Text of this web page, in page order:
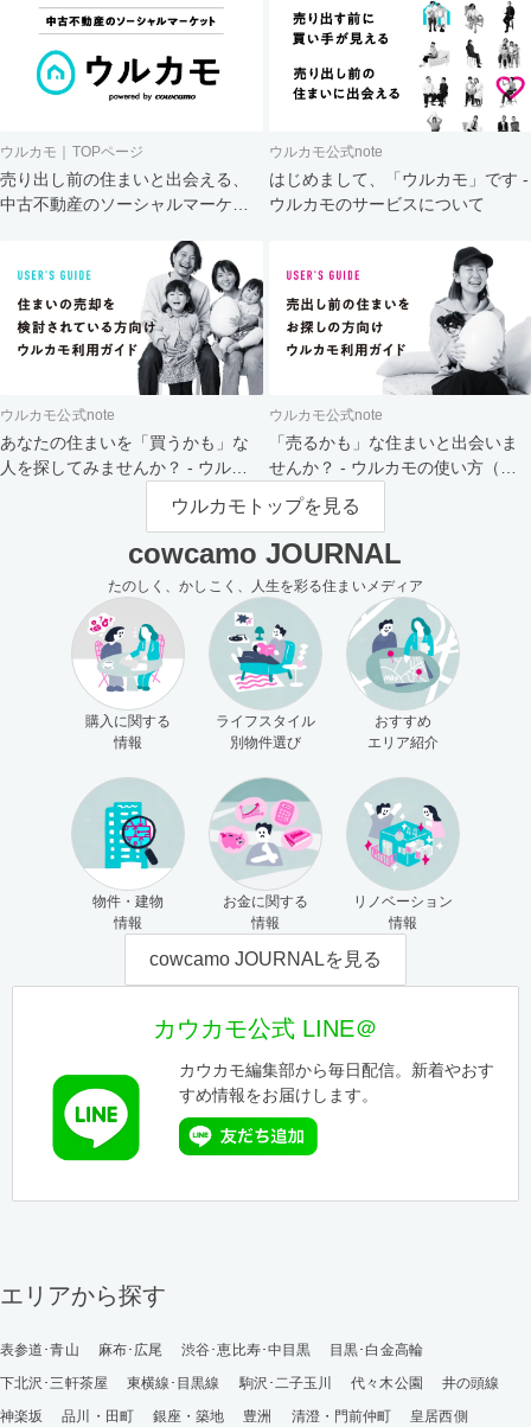
ウルカモ｜TOPページ
売り出し前の住まいと出会える、
中古不動産のソーシャルマーケッ
ウルカモ公式note
はじめまして、「ウルカモ」です -
ウルカモのサービスについて
ウルカモ公式note
あなたの住まいを「買うかも」な
人を探してみませんか？ - ウルカ
ウルカモ公式note
「売るかも」な住まいと出会いま
せんか？ - ウルカモの使い方（買
主さま向け）
ウルカモトップを見る
cowcamo JOURNAL
たのしく、かしこく、人生を彩る住まいメディア
購入に関する
情報
ライフスタイル
別物件選び
おすすめ
エリア紹介
物件・建物
情報
お金に関する
情報
リノベーション
情報
cowcamo JOURNALを見る
カウカモ公式 LINE＠
カウカモ編集部から毎日配信。新着やおす
すめ情報をお届けします。
エリアから探す
表参道･青山 麻布･広尾 渋谷･恵比寿･中目黒
目黒･白金高輪
下北沢･三軒茶屋
東横線･目黒線 駒沢･二子玉川 代々木公園
井の頭線
神楽坂
品川・田町 銀座・築地 豊洲 清澄・門前仲町
皇居西側